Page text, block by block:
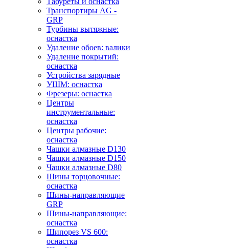
Транспортиры AG -
GRP
Турбины вытяжные:
оснастка
Удаление обоев: валики
Удаление покрытий:
оснастка
Устройства зарядные
УШМ: оснастка
Фрезеры: оснастка
Центры
инструментальные:
оснастка
Центры рабочие:
оснастка
Чашки алмазные D130
Чашки алмазные D150
Чашки алмазные D80
Шины торцовочные:
оснастка
Шины-направляющие
GRP
Шины-направляющие:
оснастка
Шипорез VS 600:
оснастка